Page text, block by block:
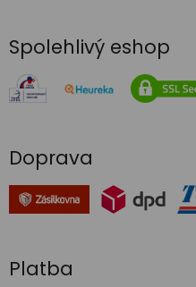
Spolehlivý eshop
Doprava
Platba